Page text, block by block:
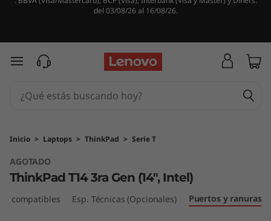
h
P
a
del 03/08/26 al 16/08/26.
Ir al contenido principal
Inicio > Laptops > ThinkPad > Serie T
AGOTADO
ThinkPad T14 3ra Gen (14", Intel)
compatibles Esp. Técnicas (Opcionales) Puertos y ranuras